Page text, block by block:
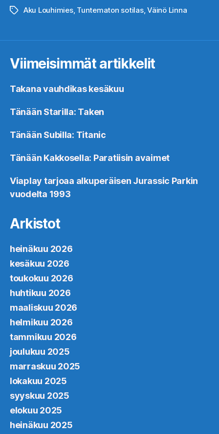
Avainsanat
Aku Louhimies, Tuntematon sotilas,Väinö Linna
Viimeisimmät artikkelit
Takana vauhdikas kesäkuu
Tänään Starilla: Taken
Tänään Subilla: Titanic
Tänään Kakkosella: Paratiisin avaimet
Viaplay tarjoaa alkuperäisen Jurassic Parkin
vuodelta 1993
Arkistot
heinäkuu 2026
kesäkuu 2026
toukokuu 2026
huhtikuu 2026
maaliskuu 2026
helmikuu 2026
tammikuu 2026
joulukuu 2025
marraskuu 2025
lokakuu 2025
syyskuu 2025
elokuu 2025
heinäkuu 2025